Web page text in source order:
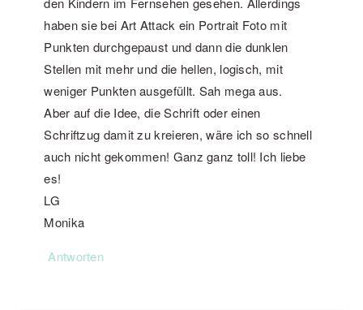
haben sie bei Art Attack ein Portrait Foto mit
Punkten durchgepaust und dann die dunklen
Stellen mit mehr und die hellen, logisch, mit
weniger Punkten ausgefüllt. Sah mega aus.
Aber auf die Idee, die Schrift oder einen
Schriftzug damit zu kreieren, wäre ich so schnell
auch nicht gekommen! Ganz ganz toll! Ich liebe
es!
LG
Monika
Antworten